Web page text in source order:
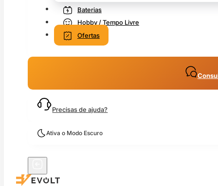
Baterias
Hobby / Tempo Livre
Ofertas
Precisas de ajuda?
Ativa o Modo Escuro